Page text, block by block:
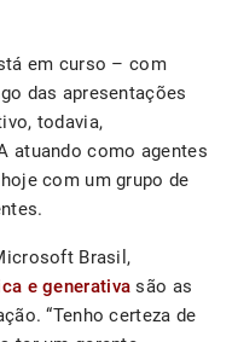
em curso – com
das apresentações
todavia,
atuando como agentes
com um grupo de
Brasil,
e generativa são as
“Tenho certeza de